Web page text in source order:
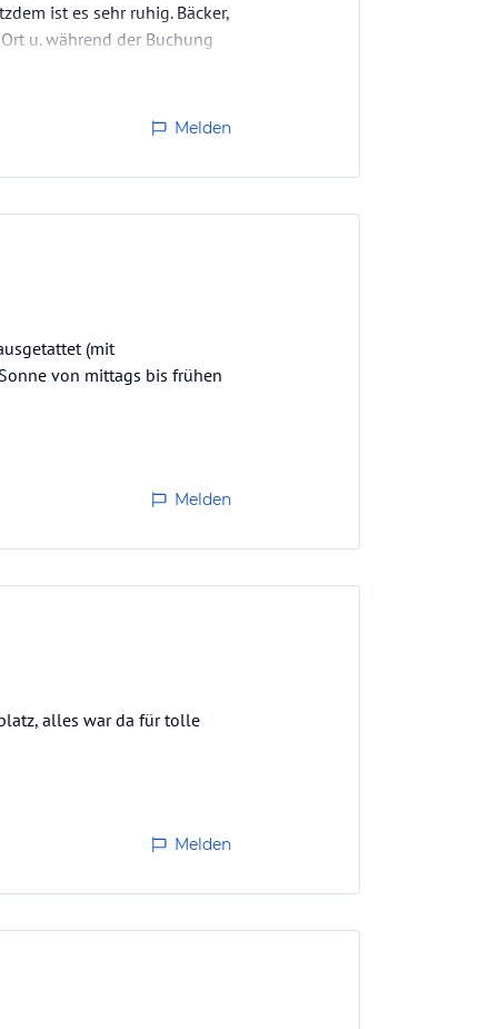
ist es sehr ruhig. Bäcker,
u. während der Buchung
Melden
(mit
von mittags bis frühen
Melden
alles war da für tolle
Melden